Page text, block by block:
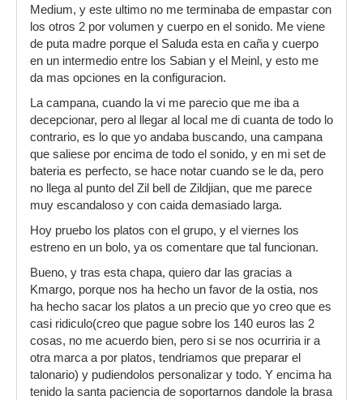
Medium, y este ultimo no me terminaba de empastar con
los otros 2 por volumen y cuerpo en el sonido. Me viene
de puta madre porque el Saluda esta en caña y cuerpo
en un intermedio entre los Sabian y el Meinl, y esto me
da mas opciones en la configuracion.
La campana, cuando la vi me parecio que me iba a
decepcionar, pero al llegar al local me di cuanta de todo lo
contrario, es lo que yo andaba buscando, una campana
que saliese por encima de todo el sonido, y en mi set de
bateria es perfecto, se hace notar cuando se le da, pero
no llega al punto del Zil bell de Zildjian, que me parece
muy escandaloso y con caida demasiado larga.
Hoy pruebo los platos con el grupo, y el viernes los
estreno en un bolo, ya os comentare que tal funcionan.
Bueno, y tras esta chapa, quiero dar las gracias a
Kmargo, porque nos ha hecho un favor de la ostia, nos
ha hecho sacar los platos a un precio que yo creo que es
casi ridiculo(creo que pague sobre los 140 euros las 2
cosas, no me acuerdo bien, pero si se nos ocurriria ir a
otra marca a por platos, tendriamos que preparar el
talonario) y pudiendolos personalizar y todo. Y encima ha
tenido la santa paciencia de soportarnos dandole la brasa